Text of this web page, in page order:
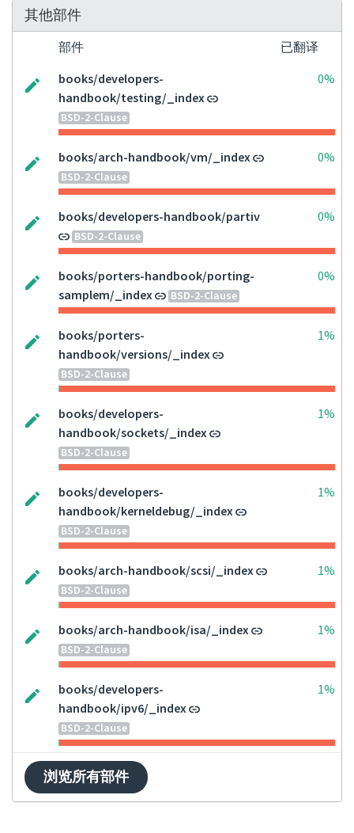
其他部件
部件
已翻译
books/developers-
handbook/testing/_index
BSD-2-Clause
0%
books/arch-handbook/vm/_index
BSD-2-Clause
0%
books/developers-handbook/partiv
BSD-2-Clause
0%
books/porters-handbook/porting-
samplem/_index
BSD-2-Clause
0%
books/porters-
handbook/versions/_index
BSD-2-Clause
1%
books/developers-
handbook/sockets/_index
BSD-2-Clause
1%
books/developers-
handbook/kerneldebug/_index
BSD-2-Clause
1%
books/arch-handbook/scsi/_index
BSD-2-Clause
1%
books/arch-handbook/isa/_index
BSD-2-Clause
1%
books/developers-
handbook/ipv6/_index
BSD-2-Clause
1%
浏览所有部件